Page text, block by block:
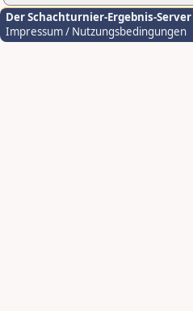
Der Schachturnier-Ergebnis-Server
Impressum / Nutzungsbedingungen